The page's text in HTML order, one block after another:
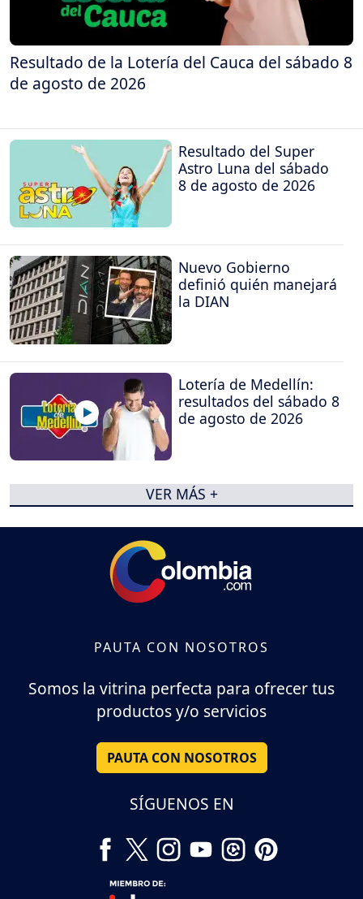
Resultado de la Lotería del Cauca del sábado 8
de agosto de 2026
Resultado del Super
Astro Luna del sábado
8 de agosto de 2026
Nuevo Gobierno
definió quién manejará
la DIAN
Lotería de Medellín:
resultados del sábado 8
de agosto de 2026
VER MÁS +
PAUTA CON NOSOTROS
Somos la vitrina perfecta para ofrecer tus
productos y/o servicios
PAUTA CON NOSOTROS
SÍGUENOS EN